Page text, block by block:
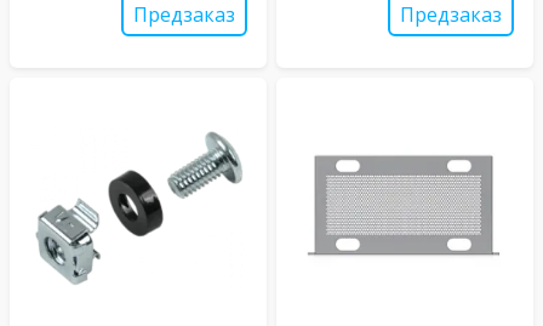
Предзаказ Предзаказ